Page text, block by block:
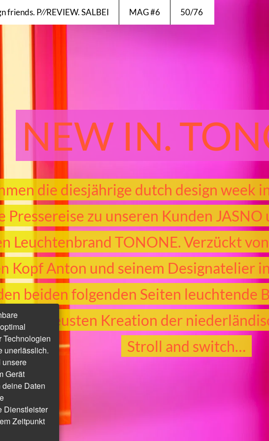
friends. P⁄⁄REVIEW. SALBEI MAG #6 50/76
NEW IN.
die diesjährige dutch design week
Pressereise zu unseren Kunden
Leuchtenbrand TONONE. Verzückt
Kopf Anton und seinem Designatelier
beiden folgenden Seiten leuchtende
der neusten Kreation der
Stroll and switch…
Technologien
unerlässlich.
unsere
Gerät
Daten
Dienstleister
Zeitpunkt